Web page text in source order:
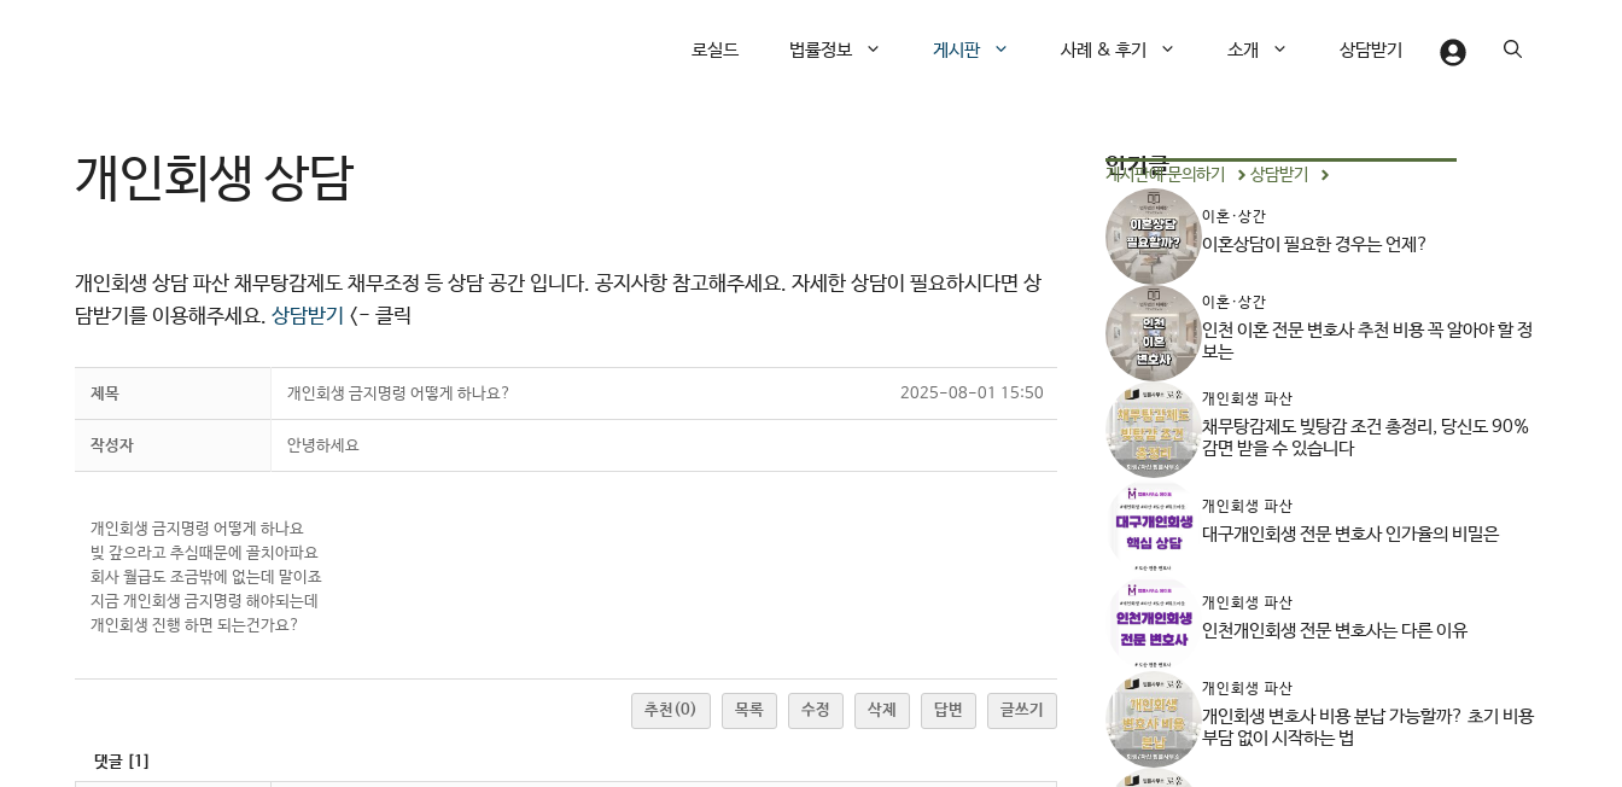
로실드 법률정보 게시판 사례 & 후기 소개 상담받기
개인회생 상담
개인회생 상담 파산 채무탕감제도 채무조정 등 상담 공간 입니다. 공지사항 참고해주세요. 자세한 상담이 필요하시다면 상
담받기를 이용해주세요. 상담받기 <- 클릭
제목 개인회생 금지명령 어떻게 하나요? 2025-08-01 15:50
작성자 안녕하세요
개인회생 금지명령 어떻게 하나요
빚 갚으라고 추심때문에 골치아파요
회사 월급도 조금밖에 없는데 말이죠
지금 개인회생 금지명령 해야되는데
개인회생 진행 하면 되는건가요?
추천 (0) 목록 수정 삭제 답변 글쓰기
댓글 1
인기글
게시판에 문의하기 상담받기
이혼·상간
이혼상담이 필요한 경우는 언제?
이혼·상간
인천 이혼 전문 변호사 추천 비용 꼭 알아야 할 정
보는
개인회생 파산
채무탕감제도 빚탕감 조건 총정리, 당신도 90%
감면 받을 수 있습니다
개인회생 파산
대구개인회생 전문 변호사 인가율의 비밀은
개인회생 파산
인천개인회생 전문 변호사는 다른 이유
개인회생 파산
개인회생 변호사 비용 분납 가능할까? 초기 비용
부담 없이 시작하는 법